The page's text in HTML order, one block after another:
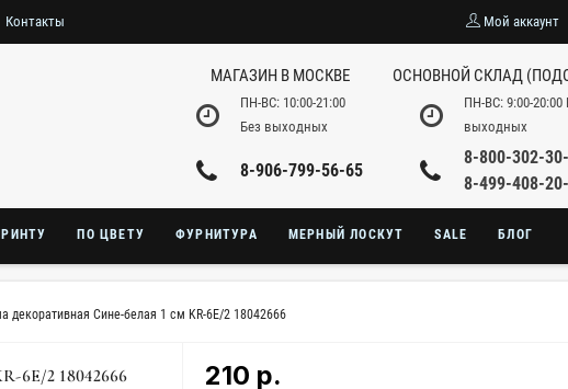
Контакты Мой аккаунт
МАГАЗИН В МОСКВЕ
ПН-ВС: 10:00-21:00
Без выходных
8-906-799-56-65
ОСНОВНОЙ СКЛАД
ПН-ВС: 9:00-20:00
выходных
8-800-302-
8-499-408-
ПО ЦВЕТУ ФУРНИТУРА МЕРНЫЙ ЛОСКУТ SALE БЛОГ
декоративная Сине-белая 1 см KR-6E/2 18042666
2 18042666 210 р.